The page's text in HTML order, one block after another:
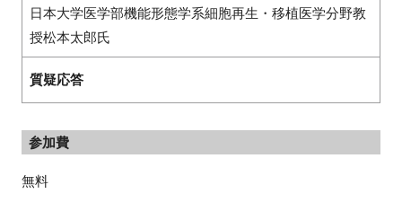
日本大学医学部機能形態学系細胞再生・移植医学分野教
授松本太郎氏
質疑応答
参加費
無料